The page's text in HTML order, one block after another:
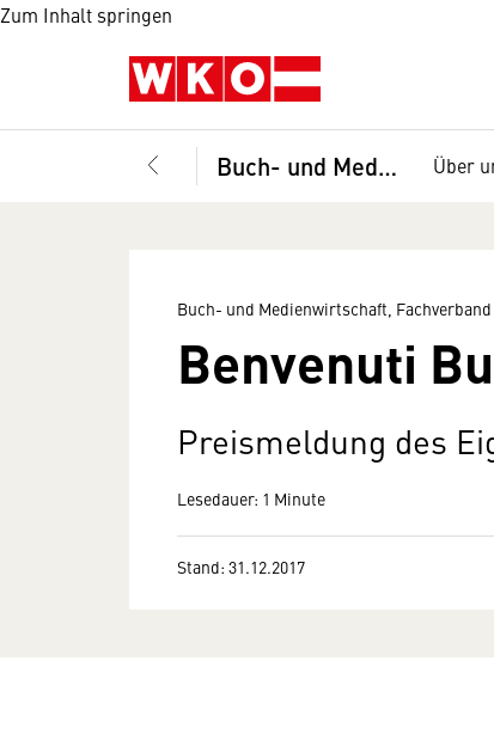
Zum Inhalt springen
Buch- und Medienwirtschaft, Fachverband Über
Buch- und Medienwirtschaft, Fachverband
Benvenuti
Preismeldung des
Lesedauer: 1 Minute
Stand: 31.12.2017